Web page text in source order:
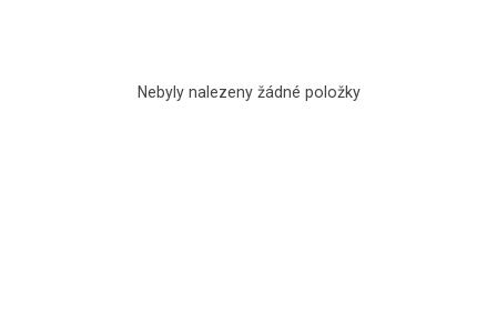
Nebyly nalezeny žádné položky